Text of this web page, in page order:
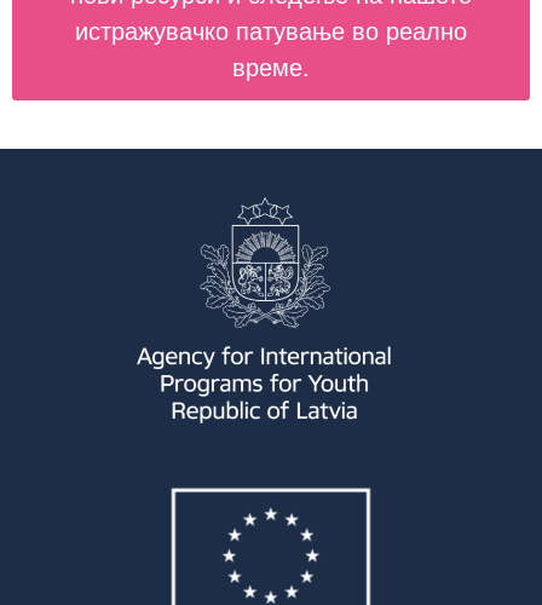
истражувачко патување во реално
време.